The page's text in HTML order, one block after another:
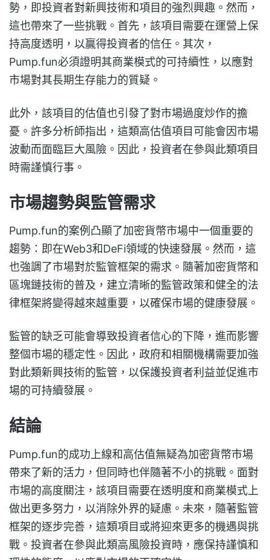
勢，即投資者對新興技術和項目的強烈興趣。然而，
這也帶來了一些挑戰。首先，該項目需要在運營上保
持高度透明，以贏得投資者的信任。其次，
Pump.fun必須證明其商業模式的可持續性，以應對
市場對其長期生存能力的質疑。
此外，該項目的估值也引發了對市場過度炒作的擔
憂。許多分析師指出，這類高估值項目可能會因市場
波動而面臨巨大風險。因此，投資者在參與此類項目
時需謹慎行事。
市場趨勢與監管需求
Pump.fun的案例凸顯了加密貨幣市場中一個重要的
趨勢：即在Web3和DeFi領域的快速發展。然而，這
也強調了市場對於監管框架的需求。隨著加密貨幣和
區塊鏈技術的普及，建立清晰的監管政策和健全的法
律框架將變得越來越重要，以確保市場的健康發展。
監管的缺乏可能會導致投資者信心的下降，進而影響
整個市場的穩定性。因此，政府和相關機構需要加強
對此類新興技術的監管，以保護投資者利益並促進市
場的可持續發展。
結論
Pump.fun的成功上線和高估值無疑為加密貨幣市場
帶來了新的活力，但同時也伴隨著不小的挑戰。面對
市場的高度關注，該項目需要在透明度和商業模式上
做出更多努力，以消除外界的疑慮。未來，隨著監管
框架的逐步完善，這類項目或將迎來更多的機遇與挑
戰。投資者在參與此類高風險投資時，應保持謹慎和